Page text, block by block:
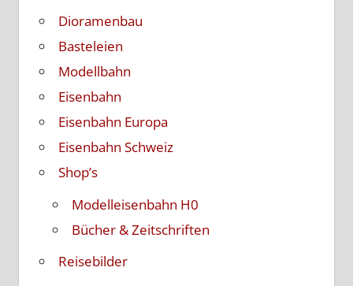
Modelleisenbahn H0
Bücher & Zeitschriften
Reisebilder
Anzeige